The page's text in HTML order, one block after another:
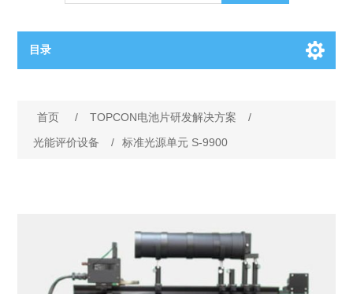
目录
OCT MZI干涉仪
OCT数据采集卡
BC电池解决方案
电阻率测试仪
等离子刻蚀设备
晶锭检测质量控制
首页 / TOPCON电池片研发解决方案
/
光能评价设备
/ 标准光源单元 S-9900